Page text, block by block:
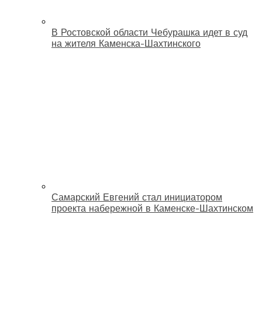
В Ростовской области Чебурашка идет в суд
на жителя Каменска-Шахтинского
Самарский Евгений стал инициатором
проекта набережной в Каменске-Шахтинском